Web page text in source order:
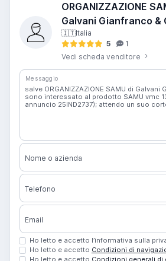
ORGANIZZAZIONE
Galvani Gianfranco &
🇮🇹Italia
5
1
Vedi scheda venditore
Messaggio
Nome o azienda
Telefono
Email
Ho letto e accetto l’informativa sulla
Ho letto e accetto Condizioni di
Ho letto e accetto Condizioni generali di